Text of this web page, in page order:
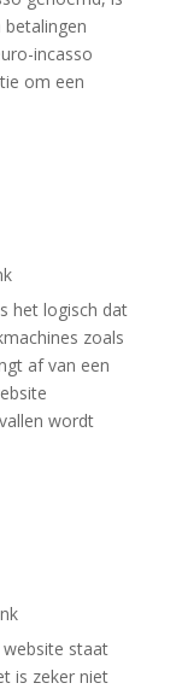
incasso
om een
het logisch dat
zoals
af van een
wordt
website staat
is zeker niet